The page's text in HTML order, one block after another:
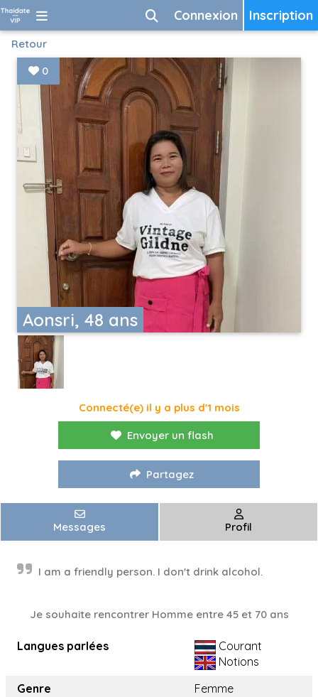
Inscription
Connexion
Retour
Aonsri, 48 ans
0
Connecté(e) il y a plus d'1 mois
Envoyer un flash
Partagez
Messages Profil
I am a friendly person. I don't drink alcohol.
Je souhaite rencontrer Homme entre 45 et 70 ans
Langues parlées
Courant
Notions
Genre
Femme